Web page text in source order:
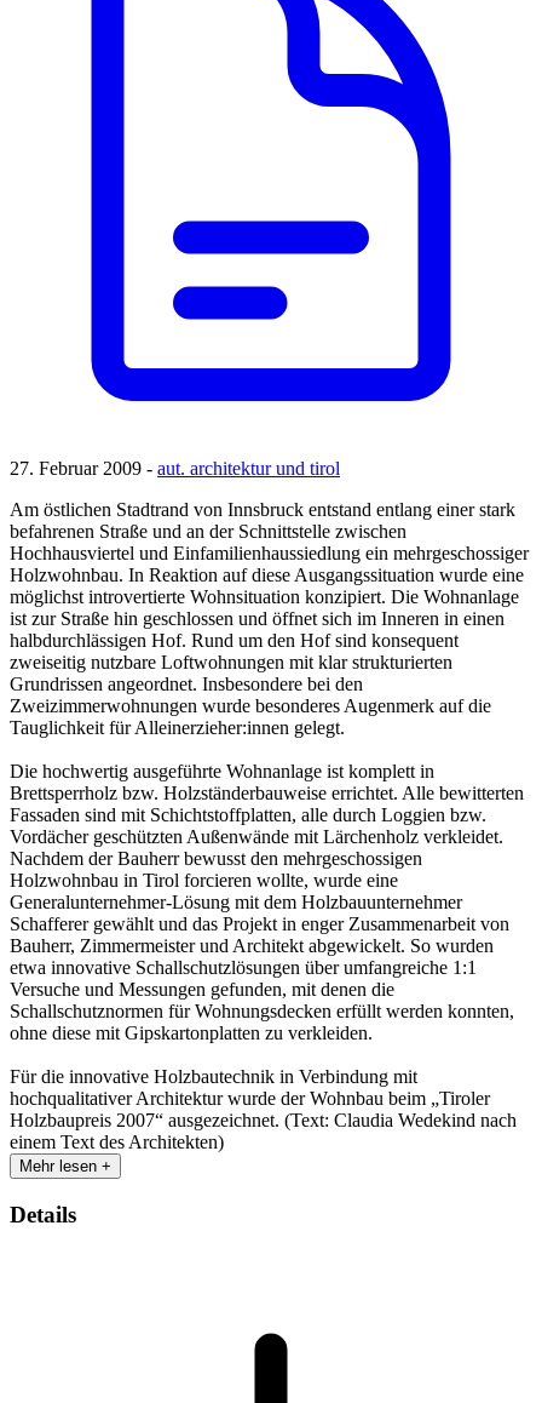
27. Februar 2009 - aut. architektur und tirol
Am östlichen Stadtrand von Innsbruck entstand entlang einer stark
befahrenen Straße und an der Schnittstelle zwischen
Hochhausviertel und Einfamilienhaussiedlung ein mehrgeschossiger
Holzwohnbau. In Reaktion auf diese Ausgangssituation wurde eine
möglichst introvertierte Wohnsituation konzipiert. Die Wohnanlage
ist zur Straße hin geschlossen und öffnet sich im Inneren in einen
halbdurchlässigen Hof. Rund um den Hof sind konsequent
zweiseitig nutzbare Loftwohnungen mit klar strukturierten
Grundrissen angeordnet. Insbesondere bei den
Zweizimmerwohnungen wurde besonderes Augenmerk auf die
Tauglichkeit für Alleinerzieher:innen gelegt.
Die hochwertig ausgeführte Wohnanlage ist komplett in
Brettsperrholz bzw. Holzständerbauweise errichtet. Alle bewitterten
Fassaden sind mit Schichtstoffplatten, alle durch Loggien bzw.
Vordächer geschützten Außenwände mit Lärchenholz verkleidet.
Nachdem der Bauherr bewusst den mehrgeschossigen
Holzwohnbau in Tirol forcieren wollte, wurde eine
Generalunternehmer-Lösung mit dem Holzbauunternehmer
Schafferer gewählt und das Projekt in enger Zusammenarbeit von
Bauherr, Zimmermeister und Architekt abgewickelt. So wurden
etwa innovative Schallschutzlösungen über umfangreiche 1:1
Versuche und Messungen gefunden, mit denen die
Schallschutznormen für Wohnungsdecken erfüllt werden konnten,
ohne diese mit Gipskartonplatten zu verkleiden.
Für die innovative Holzbautechnik in Verbindung mit
hochqualitativer Architektur wurde der Wohnbau beim „Tiroler
Holzbaupreis 2007“ ausgezeichnet. (Text: Claudia Wedekind nach
einem Text des Architekten)
Mehr lesen +
Details